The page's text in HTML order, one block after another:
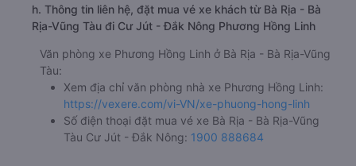
h. Thông tin liên hệ, đặt mua vé xe khách từ Bà Rịa - Bà
Rịa-Vũng Tàu đi Cư Jút - Đắk Nông Phương Hồng Linh
Văn phòng xe Phương Hồng Linh ở Bà Rịa - Bà Rịa-Vũng
Tàu:
Xem địa chỉ văn phòng nhà xe Phương Hồng Linh:
https://vexere.com/vi-VN/xe-phuong-hong-linh
Số điện thoại đặt mua vé xe Bà Rịa - Bà Rịa-Vũng
Tàu Cư Jút - Đắk Nông: 1900 888684